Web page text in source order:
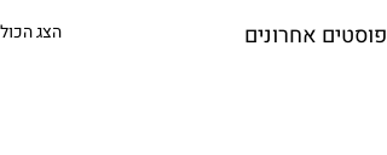
פוסטים אחרונים הצג הכול